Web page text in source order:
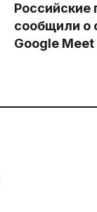
Российские
сообщили о
Google Meet